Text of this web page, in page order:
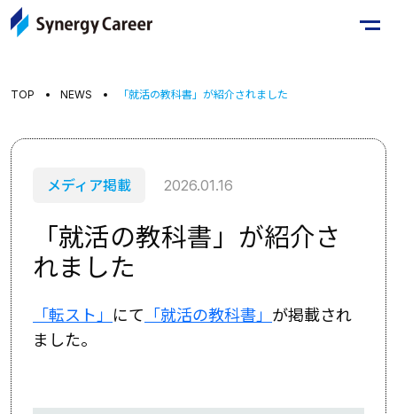
TOP NEWS 「就活の教科書」が紹介されました
メディア掲載 2026.01.16
「就活の教科書」が紹介さ
れました
「転スト」 にて 「就活の教科書」 が掲載され
ました。